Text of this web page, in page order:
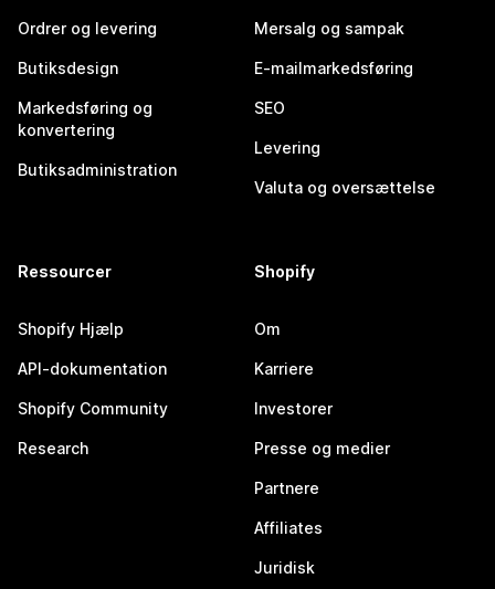
Ordrer og levering
Butiksdesign
Markedsføring og
konvertering
Butiksadministration
Mersalg og sampak
E-mailmarkedsføring
SEO
Levering
Valuta og oversættelse
Ressourcer
Shopify Hjælp
API-dokumentation
Shopify Community
Research
Shopify
Om
Karriere
Investorer
Presse og medier
Partnere
Affiliates
Juridisk